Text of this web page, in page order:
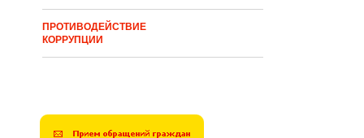
ПРОТИВОДЕЙСТВИЕ
КОРРУПЦИИ